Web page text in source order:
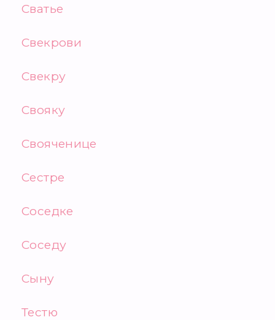
Сватье
Свекрови
Свекру
Свояку
Свояченице
Сестре
Соседке
Соседу
Сыну
Тестю